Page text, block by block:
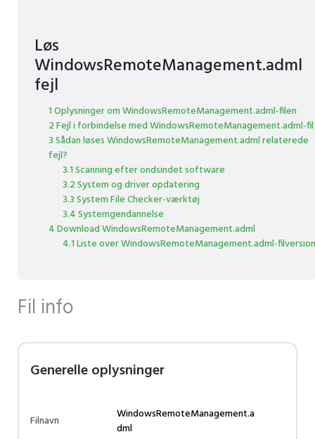
Løs
WindowsRemoteManagement.adml
fejl
1 Oplysninger om WindowsRemoteManagement.adml-filen
2 Fejl i forbindelse med WindowsRemoteManagement.adml-fil
3 Sådan løses WindowsRemoteManagement.adml relaterede
fejl?
3.1 Scanning efter ondsindet software
3.2 System og driver opdatering
3.3 System File Checker-værktøj
3.4 Systemgendannelse
4 Download WindowsRemoteManagement.adml
4.1 Liste over WindowsRemoteManagement.adml-
Fil info
Generelle oplysninger
Filnavn
WindowsRemoteManagement.a
dml